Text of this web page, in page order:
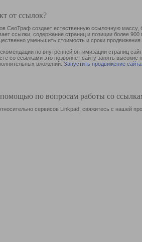
от ссылок?
СеоТраф создает естественную ссылочную
ссылки, содержание страниц и позиции более
уменьшить стоимость и сроки продвижения.
по внутренней оптимизации страниц
со ссылками это позволяет сайту занять
вложений. Запустить продвижение сайта
помощью по вопросам работы со
сервисов Linkpad, свяжитесь с нашей